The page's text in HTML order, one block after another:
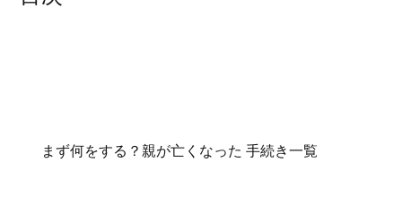
まず何をする？親が亡くなった 手続き一覧